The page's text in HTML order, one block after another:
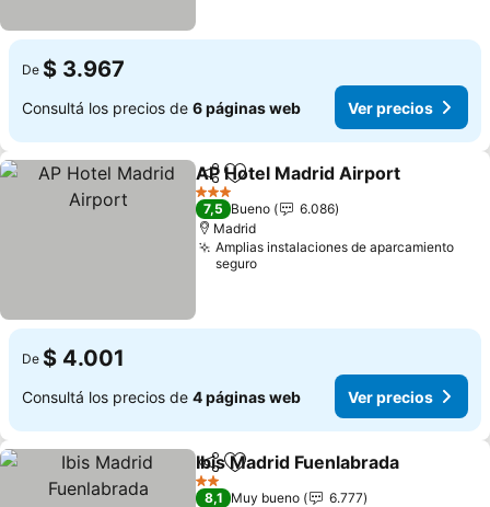
De $ 3.967
Consultá los precios de 6 páginas web Ver precios
CompartirAñadir a favoritos
AP Hotel Madrid Airport
3 Estrellas
7,5 Bueno
6.086
Madrid
Amplias instalaciones de aparcamiento
seguro
De $ 4.001
Consultá los precios de 4 páginas web Ver precios
CompartirAñadir a favoritos
Ibis Madrid Fuenlabrada
2 Estrellas
8,1 Muy bueno
6.777